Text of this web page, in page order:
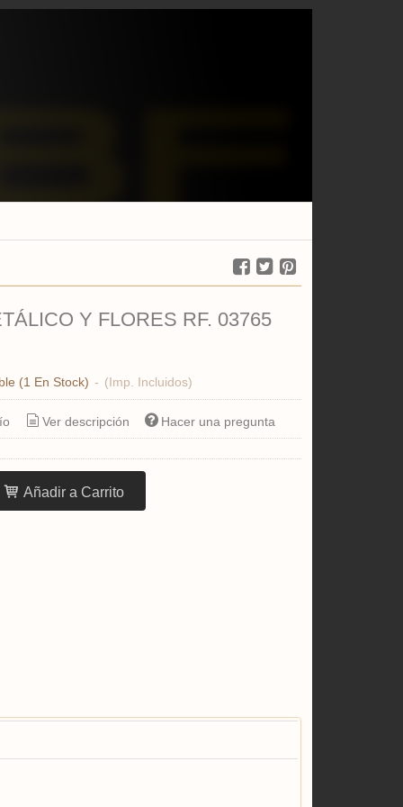
Y FLORES RF. 03765
(1 En Stock) - (Imp. Incluidos)
Ver descripción Hacer una pregunta
Añadir a Carrito